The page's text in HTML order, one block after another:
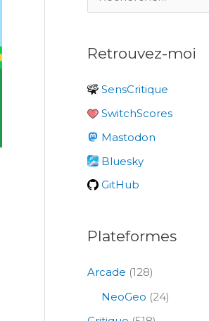
e
h
r
c
h
e
r
Retrouvez-moi
SensCritique
SwitchScores
Mastodon
Bluesky
GitHub
Plateformes
Arcade (128)
NeoGeo (24)